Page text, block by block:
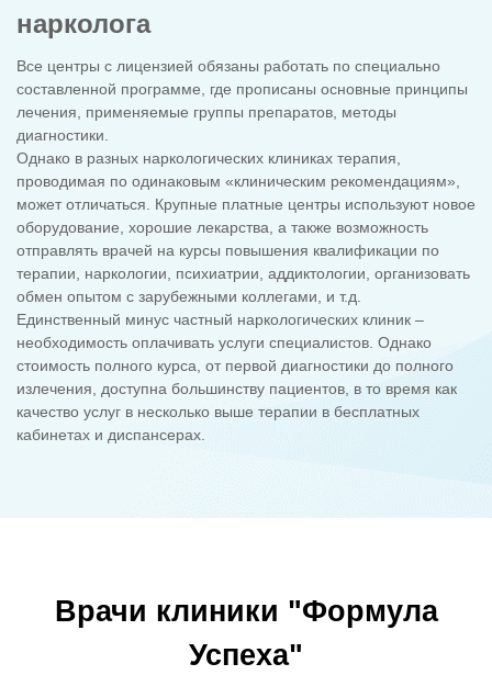
нарколога
Все центры с лицензией обязаны работать по специально
составленной программе, где прописаны основные принципы
лечения, применяемые группы препаратов, методы
диагностики.
Однако в разных наркологических клиниках терапия,
проводимая по одинаковым «клиническим рекомендациям»,
может отличаться. Крупные платные центры используют новое
оборудование, хорошие лекарства, а также возможность
отправлять врачей на курсы повышения квалификации по
терапии, наркологии, психиатрии, аддиктологии, организовать
обмен опытом с зарубежными коллегами, и т.д.
Единственный минус частный наркологических клиник –
необходимость оплачивать услуги специалистов. Однако
стоимость полного курса, от первой диагностики до полного
излечения, доступна большинству пациентов, в то время как
качество услуг в несколько выше терапии в бесплатных
кабинетах и диспансерах.
Врачи клиники "Формула
Успеха"